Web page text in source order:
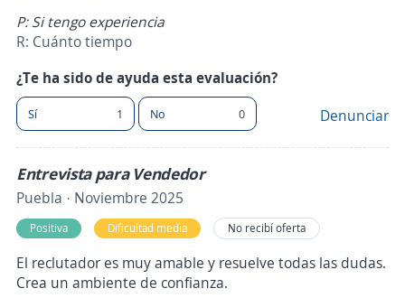
P: Si tengo experiencia
R: Cuánto tiempo
¿Te ha sido de ayuda esta evaluación?
Sí 1 No 0 Denunciar
Entrevista para Vendedor
Puebla · Noviembre 2025
Positiva Dificultad media No recibí oferta
El reclutador es muy amable y resuelve todas las dudas.
Crea un ambiente de confianza.